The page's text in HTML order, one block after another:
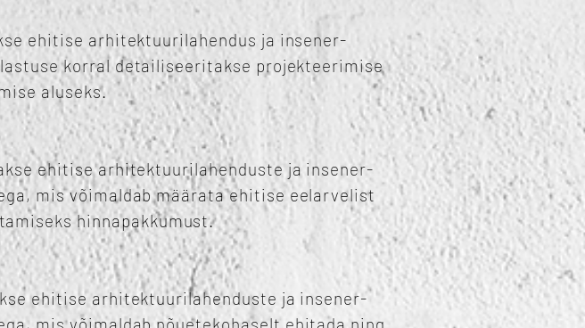
ehitise arhitektuurilahendus ja insener-
korral detailiseeritakse projekteerimise
aluseks.
ehitise arhitektuurilahenduste ja insener-
mis võimaldab määrata ehitise eelarvelist
hinnapakkumust.
ehitise arhitektuurilahenduste ja insener-